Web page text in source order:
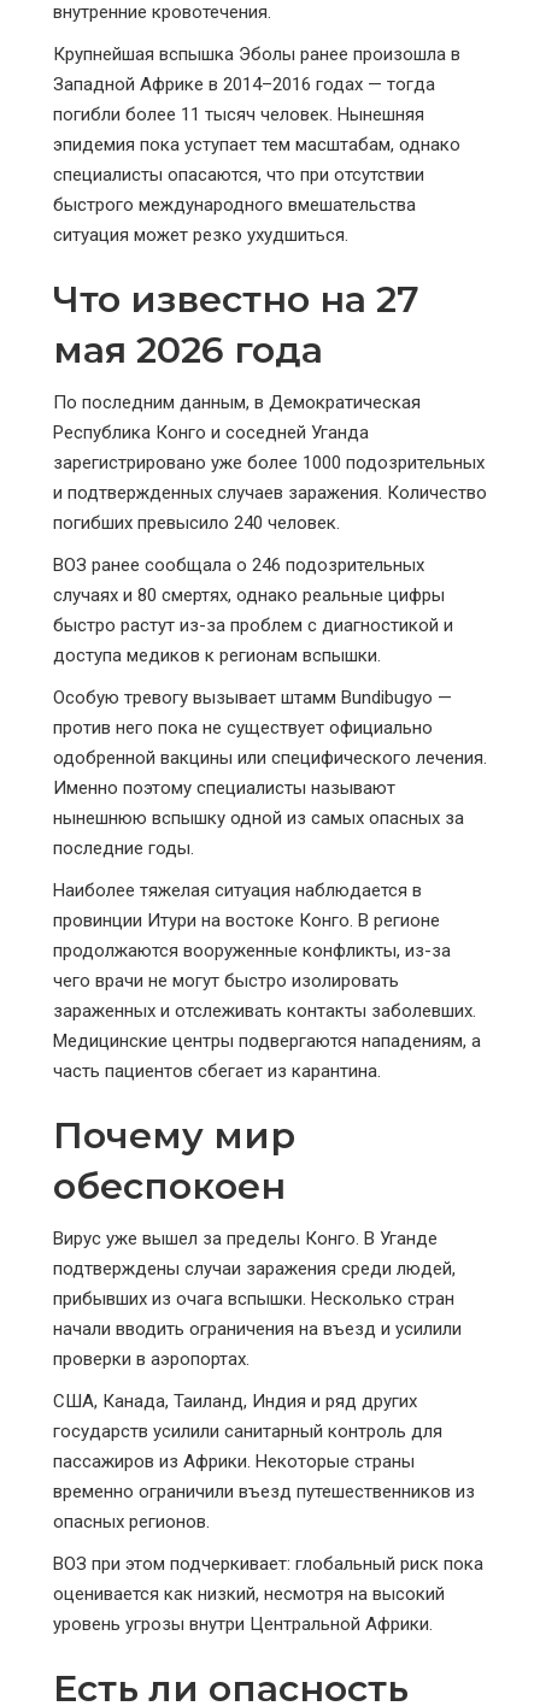
внутренние кровотечения.
Крупнейшая вспышка Эболы ранее произошла в
Западной Африке в 2014–2016 годах — тогда
погибли более 11 тысяч человек. Нынешняя
эпидемия пока уступает тем масштабам, однако
специалисты опасаются, что при отсутствии
быстрого международного вмешательства
ситуация может резко ухудшиться.
Что известно на 27
мая 2026 года
По последним данным, в Демократическая
Республика Конго и соседней Уганда
зарегистрировано уже более 1000 подозрительных
и подтвержденных случаев заражения. Количество
погибших превысило 240 человек.
ВОЗ ранее сообщала о 246 подозрительных
случаях и 80 смертях, однако реальные цифры
быстро растут из-за проблем с диагностикой и
доступа медиков к регионам вспышки.
Особую тревогу вызывает штамм Bundibugyo —
против него пока не существует официально
одобренной вакцины или специфического лечения.
Именно поэтому специалисты называют
нынешнюю вспышку одной из самых опасных за
последние годы.
Наиболее тяжелая ситуация наблюдается в
провинции Итури на востоке Конго. В регионе
продолжаются вооруженные конфликты, из-за
чего врачи не могут быстро изолировать
зараженных и отслеживать контакты заболевших.
Медицинские центры подвергаются нападениям, а
часть пациентов сбегает из карантина.
Почему мир
обеспокоен
Вирус уже вышел за пределы Конго. В Уганде
подтверждены случаи заражения среди людей,
прибывших из очага вспышки. Несколько стран
начали вводить ограничения на въезд и усилили
проверки в аэропортах.
США, Канада, Таиланд, Индия и ряд других
государств усилили санитарный контроль для
пассажиров из Африки. Некоторые страны
временно ограничили въезд путешественников из
опасных регионов.
ВОЗ при этом подчеркивает: глобальный риск пока
оценивается как низкий, несмотря на высокий
уровень угрозы внутри Центральной Африки.
Есть ли опасность